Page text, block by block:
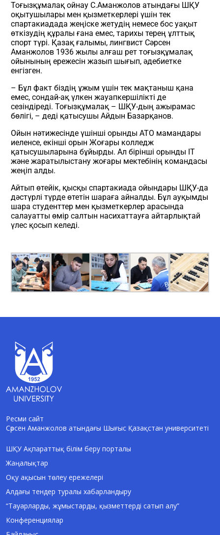
Тоғызқұмалақ ойнау С.Аманжолов атындағы ШҚУ
оқытушылары мен қызметкерлері үшін тек
спартакиадада жеңіске жетудің немесе бос уақыт
өткізудің құралы ғана емес, тарихы терең ұлттық
спорт түрі. Қазақ ғалымы, лингвист Сәрсен
Аманжолов 1936 жылы алғаш рет тоғызқұмалақ
ойынының ережесін жазып шығып, әдебиетке
енгізген.
– Бұл факт біздің ұжым үшін тек мақтаныш қана
емес, сондай-ақ үлкен жауапкершілікті де
сезіндіреді. Тоғызқұмалақ – ШҚУ-дың ажырамас
бөлігі, – деді қатысушы Айдын Базарқанов.
Ойын нәтижесінде үшінші орынды АТО мамандары
иеленсе, екінші орын Жоғары колледж
қатысушыларына бұйырды. Ал бірінші орынды IT
және жаратылыстану жоғары мектебінің командасы
жеңіп алды.
Айтып өтейік, қысқы спартакиада ойындары ШҚУ-да
дәстүрлі түрде өтетін шараға айналды. Бұл ауқымды
шара студенттер мен қызметкерлер арасында
салауатты өмір салтын насихаттауға айтарлықтай
үлес қосып келеді.
Ресми сайт
Сәрсен Аманжолов атындағы Шығыс Қазақстан университеті
ШҚУ Ақпараттық білім беру порталы
Жаңалықтар
Оқу ақысын төлеу ережелері
Алдағы тендер туралы хабарландыру
“Тауарларды, жұмыстарды, қызметтерді сатып алу”
Конференциялар
AI-Talapker
Сәлем! Мен AI-Talapker — Сәрсен
Аманжолов атындағы Шығыс Қазақстан
университеті (ШҚУ) көмекшісімін.
Бакалавриат, магистратура, докторантура